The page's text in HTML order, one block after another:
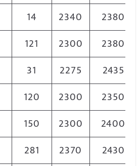
14 2340
2380
121 2300
2380
31 2275
2435
120 2300
2350
150 2300
2400
281 2370
2430